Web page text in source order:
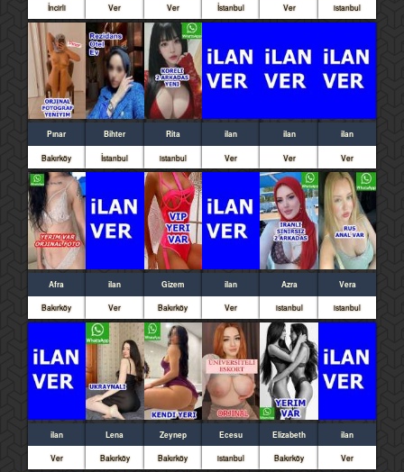
İncirli Ver Ver İstanbul Ver istanbul
Pınar
Bakırköy
Bihter
İstanbul
Rita
istanbul
ilan
Ver
ilan
Ver
ilan
Ver
Afra
Bakırköy
ilan
Ver
Gizem
Bakırköy
ilan
Ver
Azra
istanbul
Vera
istanbul
ilan
Ver
Lena
Bakırköy
Zeynep
Bakırköy
Ecesu
istanbul
Elizabeth
Bakırköy
ilan
Ver